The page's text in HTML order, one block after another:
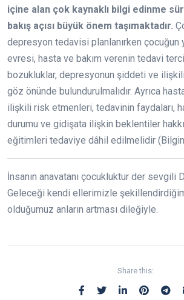
içine alan çok kaynaklı bilgi edinme
bakış açısı büyük önem taşımaktadır.
depresyon tedavisi planlanırken çocuğun
evresi, hasta ve bakım verenin tedavi
bozukluklar, depresyonun şiddeti ve
göz önünde bulundurulmalıdır. Ayrıca
ilişkili risk etmenleri, tedavinin faydaları,
durumu ve gidişata ilişkin beklentiler
eğitimleri tedaviye dâhil edilmelidir
İnsanın anavatanı çocukluktur der sevgili
Geleceği kendi ellerimizle
olduğumuz anların artması dileğiyle.
Share this: